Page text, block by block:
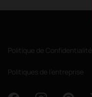
Politique de Confidentialité
Politiques de l'entreprise